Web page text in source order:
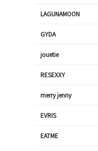
LAGUNAMOON
GYDA
jouetie
RESEXXY
merry jenny
EVRIS
EATME